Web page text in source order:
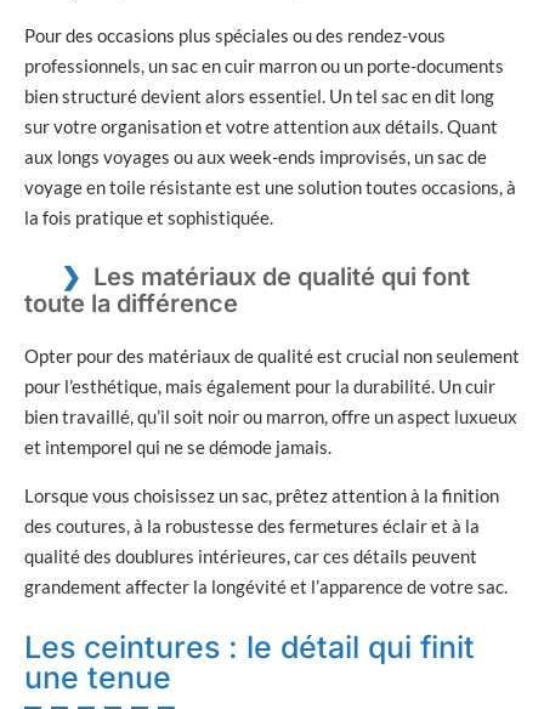
Pour des occasions plus spéciales ou des rendez-vous
professionnels, un sac en cuir marron ou un porte-documents
bien structuré devient alors essentiel. Un tel sac en dit long
sur votre organisation et votre attention aux détails. Quant
aux longs voyages ou aux week-ends improvisés, un sac de
voyage en toile résistante est une solution toutes occasions, à
la fois pratique et sophistiquée.
Les matériaux de qualité qui font
toute la différence
Opter pour des matériaux de qualité est crucial non seulement
pour l’esthétique, mais également pour la durabilité. Un cuir
bien travaillé, qu’il soit noir ou marron, offre un aspect luxueux
et intemporel qui ne se démode jamais.
Lorsque vous choisissez un sac, prêtez attention à la finition
des coutures, à la robustesse des fermetures éclair et à la
qualité des doublures intérieures, car ces détails peuvent
grandement affecter la longévité et l’apparence de votre sac.
Les ceintures : le détail qui finit
une tenue